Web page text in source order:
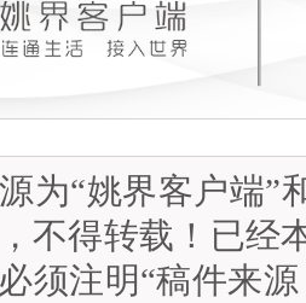
为“姚界客户端”
不得转载！已经
须注明“稿件来